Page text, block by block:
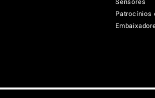
Sensores
Patrocínios